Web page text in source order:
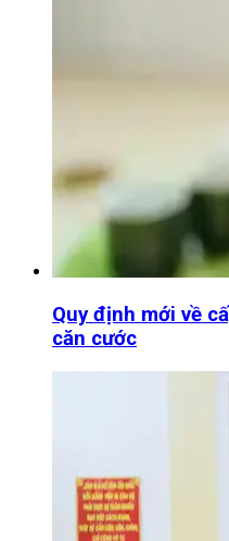
Quy định mới về
căn cước